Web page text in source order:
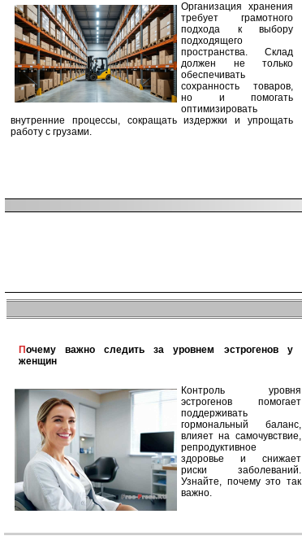
Организация хранения
требует грамотного
подхода к выбору
подходящего
пространства. Склад
должен не только
обеспечивать
сохранность товаров,
но и помогать
оптимизировать
внутренние процессы, сокращать издержки и упрощать
работу с грузами.
Почему важно следить за уровнем эстрогенов у
женщин
Контроль уровня
эстрогенов помогает
поддерживать
гормональный баланс,
влияет на самочувствие,
репродуктивное
здоровье и снижает
риски заболеваний.
Узнайте, почему это так
важно.